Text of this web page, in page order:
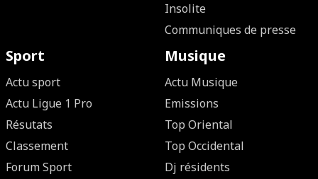
Insolite
Communiques de presse
Sport
Actu sport
Actu Ligue 1 Pro
Résutats
Classement
Forum Sport
Musique
Actu Musique
Emissions
Top Oriental
Top Occidental
Dj résidents